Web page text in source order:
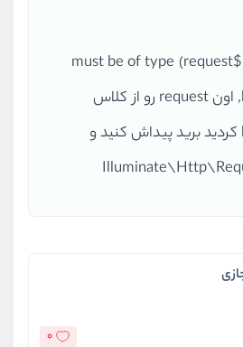
        }
catch
تو جای اشتباه رفتید ($request) must be of type
http\Env\Request, اون request رو از کلاس
http\Env\Request کردید برید پیداش کنید و
0